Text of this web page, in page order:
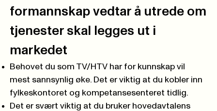
formannskap vedtar å utrede om
tjenester skal legges ut i
markedet
Behovet du som TV/HTV har for kunnskap vil
mest sannsynlig øke. Det er viktig at du kobler inn
fylkeskontoret og kompetansesenteret tidlig.
Det er svært viktig at du bruker hovedavtalens